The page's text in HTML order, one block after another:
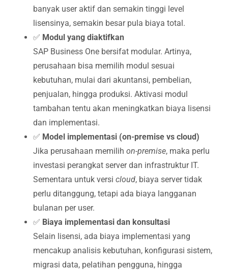
banyak user aktif dan semakin tinggi level
lisensinya, semakin besar pula biaya total.
✅ Modul yang diaktifkan
SAP Business One bersifat modular. Artinya,
perusahaan bisa memilih modul sesuai
kebutuhan, mulai dari akuntansi, pembelian,
penjualan, hingga produksi. Aktivasi modul
tambahan tentu akan meningkatkan biaya lisensi
dan implementasi.
✅ Model implementasi (on-premise vs cloud)
Jika perusahaan memilih on-premise, maka perlu
investasi perangkat server dan infrastruktur IT.
Sementara untuk versi cloud, biaya server tidak
perlu ditanggung, tetapi ada biaya langganan
bulanan per user.
✅ Biaya implementasi dan konsultasi
Selain lisensi, ada biaya implementasi yang
mencakup analisis kebutuhan, konfigurasi sistem,
migrasi data, pelatihan pengguna, hingga